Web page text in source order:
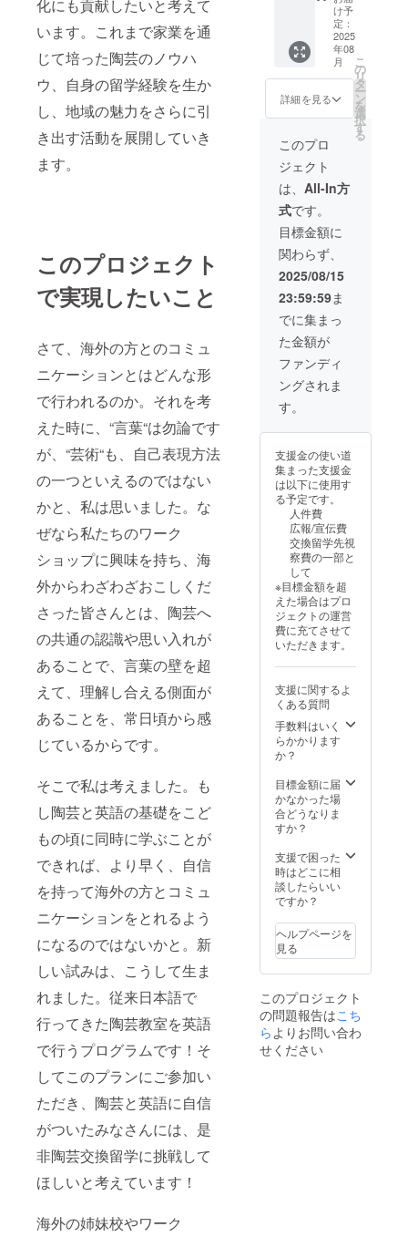
化にも貢献したいと考えて
います。これまで家業を通
じて培った陶芸のノウハ
ウ、自身の留学経験を生か
し、地域の魅力をさらに引
き出す活動を展開していき
ます。
このプロジェクト
で実現したいこと
さて、海外の方とのコミュ
ニケーションとはどんな形
で行われるのか。それを考
えた時に、“言葉“は勿論です
が、“芸術“も、自己表現方法
の一つといえるのではない
かと、私は思いました。な
ぜなら私たちのワーク
ショップに興味を持ち、海
外からわざわざおこしくだ
さった皆さんとは、陶芸へ
の共通の認識や思い入れが
あることで、言葉の壁を超
えて、理解し合える側面が
あることを、常日頃から感
じているからです。
そこで私は考えました。も
し陶芸と英語の基礎をこど
もの頃に同時に学ぶことが
できれば、より早く、自信
を持って海外の方とコミュ
ニケーションをとれるよう
になるのではないかと。新
しい試みは、こうして生ま
れました。従来日本語で
行ってきた陶芸教室を英語
で行うプログラムです！そ
してこのプランにご参加い
ただき、陶芸と英語に自信
がついたみなさんには、是
非陶芸交換留学に挑戦して
ほしいと考えています！
海外の姉妹校やワーク
す。ご
了承く
ださ
い。
は、8月
下旬に
郵送に
てお届
けいた
しま
す。
第一期
年9月か
ら12月
15日ま
で。 第
二期
→2026
年5月か
ら2027
日まで
使用可
能です※
空き状
況によ
るため
要予約
への交
換はで
きませ
ん。 ・
制作作
品の焼
き上が
り時期
は、2か
ら3ヶ月
後が目
安で
す。 ・
制作作
品の郵
送代金
は着払
りま
す。ご
了承く
ださ
フにク
ラウド
ファン
援をし
た旨を
お声掛
けくだ
※プライ
ベート
制のた
め、必
を事前
にご確
認の
上、ご
利用日
先行予
約チ
ケッ
ト】
（2026
年.7月
中旬開
始）の
約チ
ケット
を郵送
致しま
す。※萩
市内の
１２歳
から１
８歳の
方対象
のプラ
ンで
す。 チ
ケット
は、
2025年
8月下旬
に郵送
たしま
【使用
期間】
2026.7
中旬か
ら
2026.8
月末
（週１
６回）
・現金
への交
換はで
きませ
ん。 ・
フにク
ラウド
ファン
ディン
グで支
た旨を
お声掛
けくだ
さい。
プワー
クのた
め、こ
ちらが
設定
し、ご
連絡致
しま
中旬か
ら8月末
までで
６回の
レッス
け予
定：
2025
年08
月
詳細を見る
こ
の
リ
タ
ー
ン
を
選
択
す
る
このプロ
ジェクト
は、 All-In方
式です。
目標金額に
関わらず、
2025/08/15
23:59:59ま
でに集まっ
た金額が
ファンディ
ングされま
す。
支援金の使い道
集まった支援金
は以下に使用す
る予定です。
人件費
広報/宣伝費
交換留学先視
察費の一部と
して
※目標金額を超
えた場合はプロ
ジェクトの運営
費に充てさせて
いただきます。
支援に関するよ
くある質問
手数料はいく
らかかります
か？
目標金額に届
かなかった場
合どうなりま
すか？
支援で困った
時はどこに相
談したらいい
ですか？
ヘルプページを
見る
このプロジェクト
の問題報告はこち
らよりお問い合わ
せください